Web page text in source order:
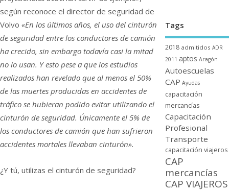
según reconoce el director de seguridad de
Volvo «En los últimos años, el uso del cinturón
de seguridad entre los conductores de camión
ha crecido, sin embargo todaví­a casi la mitad
no lo usan. Y esto pese a que los estudios
realizados han revelado que al menos el 50%
de las muertes producidas en accidentes de
tráfico se hubieran podido evitar utilizando el
cinturón de seguridad. Únicamente el 5% de
los conductores de camión que han sufrieron
accidentes mortales llevaban cinturón».
¿Y tú, utilizas el cinturón de seguridad?
Tags
2018 admitidos ADR
2011 aptos Aragón
Autoescuelas
CAP Ayudas
capacitación
mercancí­as
Capacitación
Profesional
Transporte
capacitación viajeros
CAP
mercancí­as
CAP VIAJEROS